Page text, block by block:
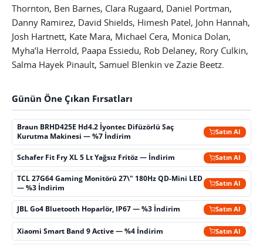
Thornton, Ben Barnes, Clara Rugaard, Daniel Portman,
Danny Ramirez, David Shields, Himesh Patel, John Hannah,
Josh Hartnett, Kate Mara, Michael Cera, Monica Dolan,
Myha’la Herrold, Paapa Essiedu, Rob Delaney, Rory Culkin,
Salma Hayek Pinault, Samuel Blenkin ve Zazie Beetz.
Günün Öne Çıkan Fırsatları
Braun BRHD425E Hd4.2 İyontec Difüzörlü Saç
Kurutma Makinesi — %7 İndirim
Satın Al
Schafer Fit Fry XL 5 Lt Yağsız Fritöz — İndirim Satın Al
TCL 27G64 Gaming Monitörü 27\" 180Hz QD-Mini LED
— %3 İndirim
Satın Al
JBL Go4 Bluetooth Hoparlör, IP67 — %3 İndirim Satın Al
Xiaomi Smart Band 9 Active — %4 İndirim Satın Al